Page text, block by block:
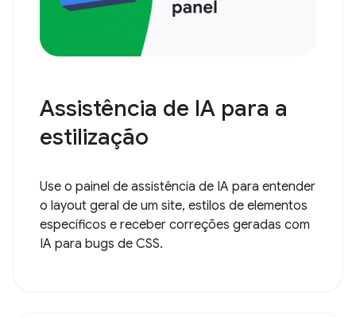
Assistência de IA para a
estilização
Use o painel de assistência de IA para entender
o layout geral de um site, estilos de elementos
específicos e receber correções geradas com
IA para bugs de CSS.